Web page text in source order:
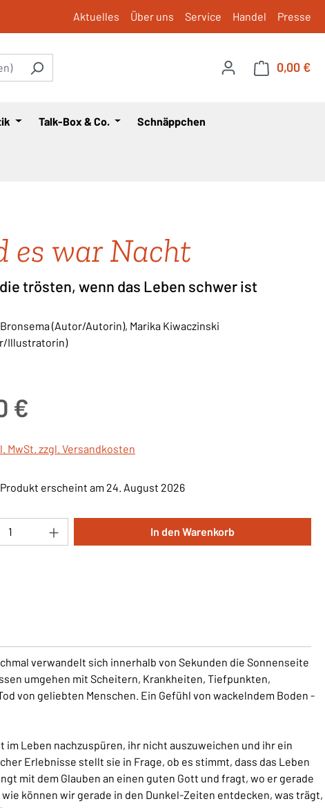
Aktuelles Über uns Service Handel Presse
0,00 €
Talk-Box & Co. Schnäppchen
es war Nacht
trösten, wenn das Leben schwer ist
(Autor/Autorin), Marika Kiwaczinski
Illustratorin)
€
MwSt. zzgl. Versandkosten
erscheint am 24. August 2026
Anzahl: Gib den gewünschten Wert ein
In den Warenkorb
verwandelt sich innerhalb von Sekunden die Sonnenseite
umgehen mit Scheitern, Krankheiten, Tiefpunkten,
von geliebten Menschen. Ein Gefühl von wackelndem Boden -
Leben nachzuspüren, ihr nicht auszuweichen und ihr ein
Erlebnisse stellt sie in Frage, ob es stimmt, dass das Leben
mit dem Glauben an einen guten Gott und fragt, wo er gerade
können wir gerade in den Dunkel-Zeiten entdecken, was trägt,